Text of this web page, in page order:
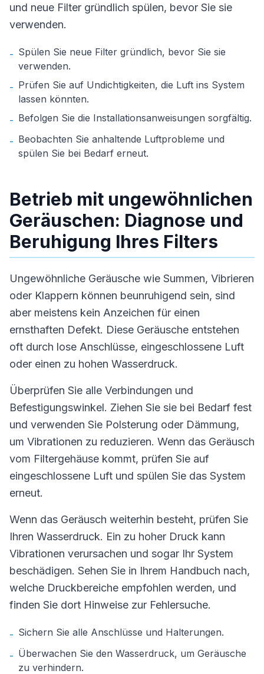
und neue Filter gründlich spülen, bevor Sie sie
verwenden.
- Spülen Sie neue Filter gründlich, bevor Sie sie
verwenden.
- Prüfen Sie auf Undichtigkeiten, die Luft ins System
lassen könnten.
- Befolgen Sie die Installationsanweisungen sorgfältig.
- Beobachten Sie anhaltende Luftprobleme und
spülen Sie bei Bedarf erneut.
Betrieb mit ungewöhnlichen
Geräuschen: Diagnose und
Beruhigung Ihres Filters
Ungewöhnliche Geräusche wie Summen, Vibrieren
oder Klappern können beunruhigend sein, sind
aber meistens kein Anzeichen für einen
ernsthaften Defekt. Diese Geräusche entstehen
oft durch lose Anschlüsse, eingeschlossene Luft
oder einen zu hohen Wasserdruck.
Überprüfen Sie alle Verbindungen und
Befestigungswinkel. Ziehen Sie sie bei Bedarf fest
und verwenden Sie Polsterung oder Dämmung,
um Vibrationen zu reduzieren. Wenn das Geräusch
vom Filtergehäuse kommt, prüfen Sie auf
eingeschlossene Luft und spülen Sie das System
erneut.
Wenn das Geräusch weiterhin besteht, prüfen Sie
Ihren Wasserdruck. Ein zu hoher Druck kann
Vibrationen verursachen und sogar Ihr System
beschädigen. Sehen Sie in Ihrem Handbuch nach,
welche Druckbereiche empfohlen werden, und
finden Sie dort Hinweise zur Fehlersuche.
- Sichern Sie alle Anschlüsse und Halterungen.
- Überwachen Sie den Wasserdruck, um Geräusche
zu verhindern.